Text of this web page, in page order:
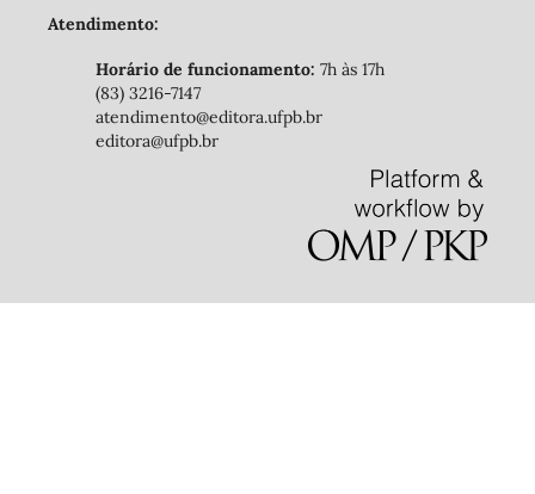
Atendimento:
Horário de funcionamento: 7h às 17h
(83) 3216-7147
atendimento@editora.ufpb.br
editora@ufpb.br